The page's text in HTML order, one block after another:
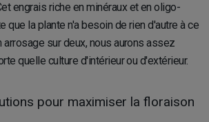
engrais riche en minéraux et en oligo-
que la plante n'a besoin de rien d'autre à ce
arrosage sur deux, nous aurons assez
quelle culture d'intérieur ou d'extérieur.
pour maximiser la floraison